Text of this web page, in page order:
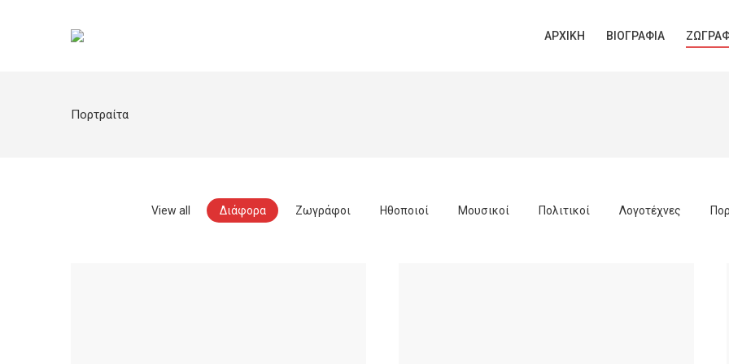
ΑΡΧΙΚΉ ΒΙΟΓΡΑΦΊΑ
Πορτραίτα
View all Διάφορα Ζωγράφοι Ηθοποιοί Μουσικοί Πολιτικοί Λογοτέχνες